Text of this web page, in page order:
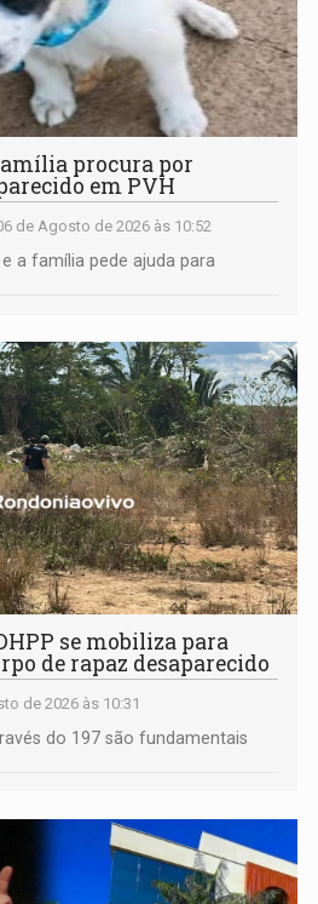
procura por
em PVH
de Agosto de 2026 às 10:52
a família pede ajuda para
se mobiliza para
de rapaz desaparecido
de 2026 às 10:31
do 197 são fundamentais